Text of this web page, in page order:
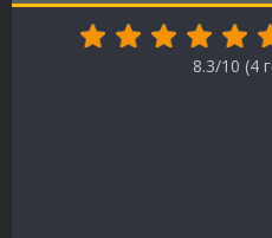
8.3/10 (4